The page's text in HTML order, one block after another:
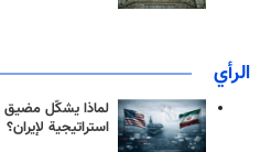
الرأي
لماذا يشكّل مضيق
استراتيجية لإيران؟